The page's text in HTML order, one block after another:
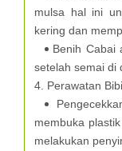
mulsa hal ini
kering dan
Benih Cabai
setelah semai di
4. Perawatan
membuka
melakukan